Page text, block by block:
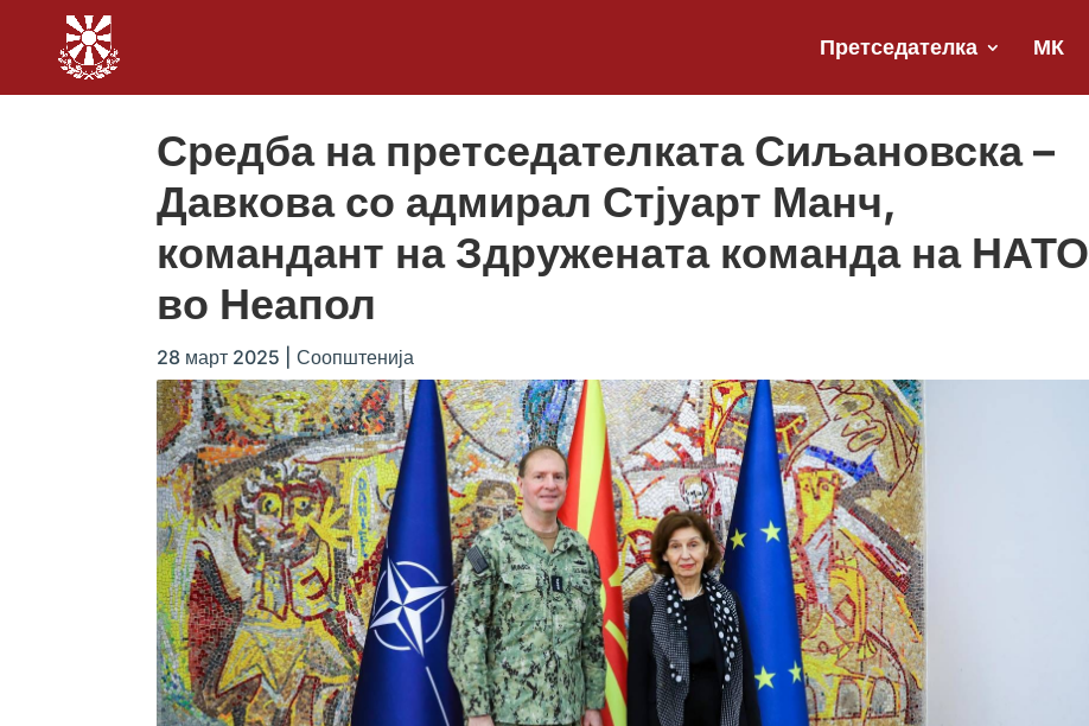
Претседателка МК
Средба на претседателката Сиљановска –
Давкова со адмирал Стјуарт Манч,
командант на Здружената команда на НАТО
во Неапол
28 март 2025 Соопштенија